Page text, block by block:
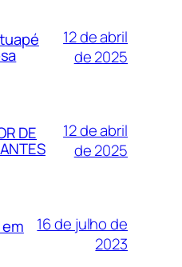
12 de abril
de 2025
DE
12 de abril
de 2025
16 de julho de
2023